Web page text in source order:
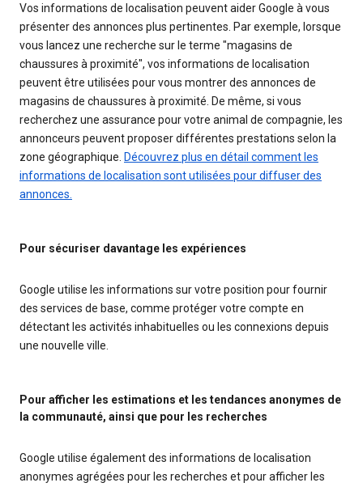
Vos informations de localisation peuvent aider Google à vous
présenter des annonces plus pertinentes. Par exemple, lorsque
vous lancez une recherche sur le terme "magasins de
chaussures à proximité", vos informations de localisation
peuvent être utilisées pour vous montrer des annonces de
magasins de chaussures à proximité. De même, si vous
recherchez une assurance pour votre animal de compagnie, les
annonceurs peuvent proposer différentes prestations selon la
zone géographique. Découvrez plus en détail comment les
informations de localisation sont utilisées pour diffuser des
annonces.
Pour sécuriser davantage les expériences
Google utilise les informations sur votre position pour fournir
des services de base, comme protéger votre compte en
détectant les activités inhabituelles ou les connexions depuis
une nouvelle ville.
Pour afficher les estimations et les tendances anonymes de
la communauté, ainsi que pour les recherches
Google utilise également des informations de localisation
anonymes agrégées pour les recherches et pour afficher les